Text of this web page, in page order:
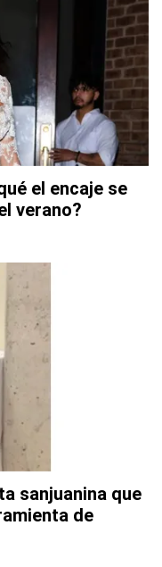
el encaje se
verano?
sanjuanina que
de